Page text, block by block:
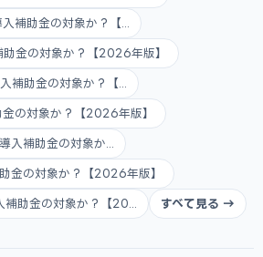
補助金の対象か？【...
金の対象か？【2026年版】
助金の対象か？【...
の対象か？【2026年版】
補助金の対象か...
金の対象か？【2026年版】
助金の対象か？【20... すべて見る →